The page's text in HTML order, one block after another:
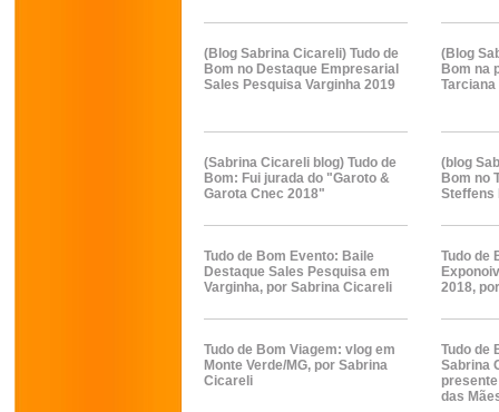
(Blog Sabrina Cicareli) Tudo de
Bom no Destaque Empresarial
Sales Pesquisa Varginha 2019
(Blog
Bom na
(Sabrina Cicareli blog) Tudo de
Bom: Fui jurada do "Garoto &
Garota Cnec 2018"
(blog
Bom no
Steffens
Tudo de Bom Evento: Baile
Destaque Sales Pesquisa em
Varginha, por Sabrina Cicareli
Tudo de
2018,
Tudo de Bom Viagem: vlog em
Monte Verde/MG, por Sabrina
Cicareli
Tudo de
Sabrina
das